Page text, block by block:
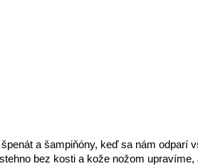
a šampiňóny, keď sa nám odparí
bez kosti a kože nožom